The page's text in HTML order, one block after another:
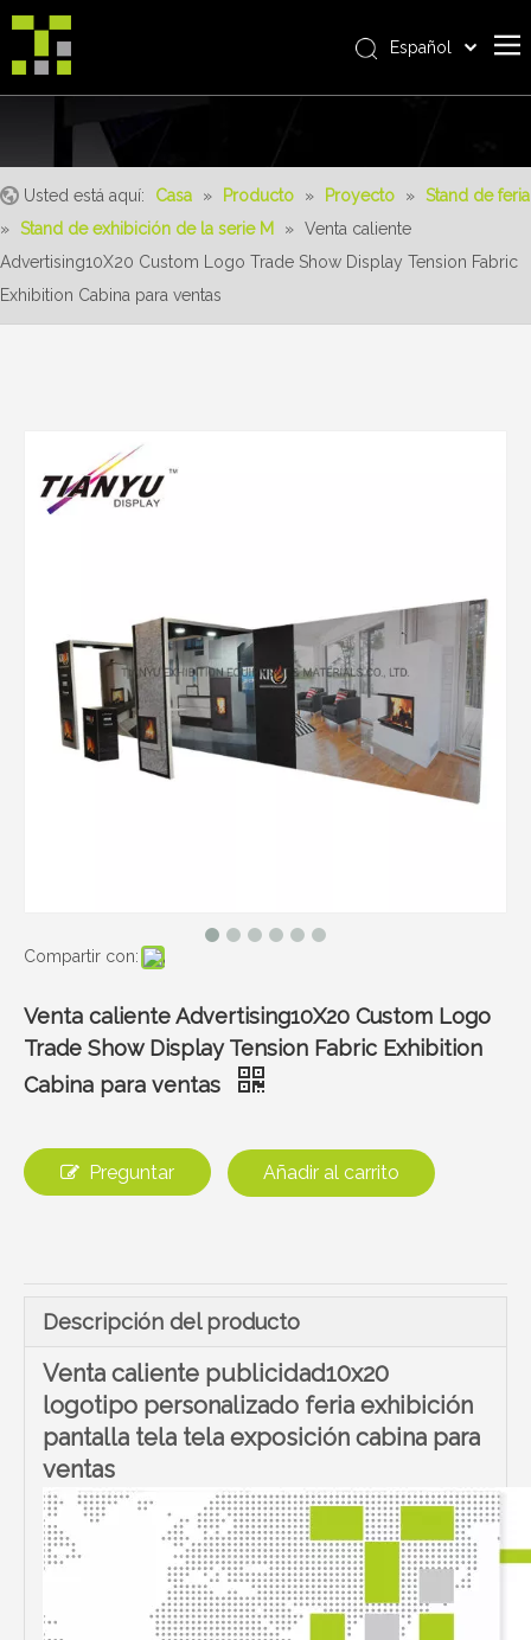
Sobre nosotros
Producto
Servicio
Español
Usted está aquí: Casa » Producto » Proyecto » Stand de feria
» Stand de exhibición de la serie M » Venta caliente
Advertising10X20 Custom Logo Trade Show Display Tension Fabric
Exhibition Cabina para ventas
Compartir con:
Venta caliente Advertising10X20 Custom Logo
Trade Show Display Tension Fabric Exhibition
Cabina para ventas
Preguntar Añadir al carrito
Descripción del producto
Venta caliente publicidad10x20
logotipo personalizado feria exhibición
pantalla tela tela exposición cabina para
ventas